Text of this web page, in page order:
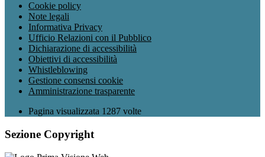
Cookie policy
Note legali
Informativa Privacy
Ufficio Relazioni con il Pubblico
Dichiarazione di accessibilità
Obiettivi di accessibilità
Whistleblowing
Gestione consensi cookie
Amministrazione trasparente
Pagina visualizzata 1287 volte
Sezione Copyright